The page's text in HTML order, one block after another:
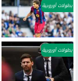
بطولات أوروبية
بطولات أوروبية